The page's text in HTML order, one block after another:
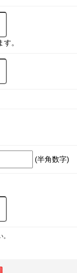
。
(半角数字)